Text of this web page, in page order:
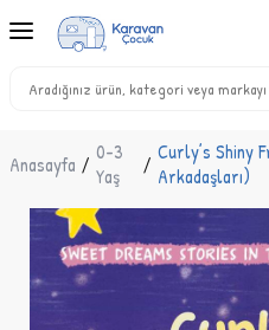
Anasayfa / 0-3
Yaş
/ Curly’s Shiny
Arkadaşları)